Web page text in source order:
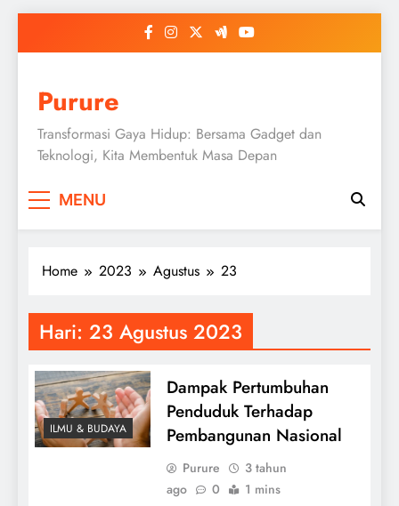
Purure
Transformasi Gaya Hidup: Bersama Gadget dan
Teknologi, Kita Membentuk Masa Depan
MENU
Home 2023 Agustus 23
Hari: 23 Agustus 2023
ILMU & BUDAYA
Dampak Pertumbuhan
Penduduk Terhadap
Pembangunan Nasional
Purure
3 tahun
ago
0 1 mins